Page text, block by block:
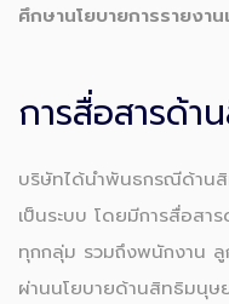
ศึกษานโยบายการรายงาน
การสื่อสารด้
บริษัทได้นำพันธกรณีด้านสิ
เป็นระบบ โดยมีการสื่อส
ทุกกลุ่ม รวมถึงพนักงาน ลู
ผ่านนโยบายด้านสิทธิมนุษ